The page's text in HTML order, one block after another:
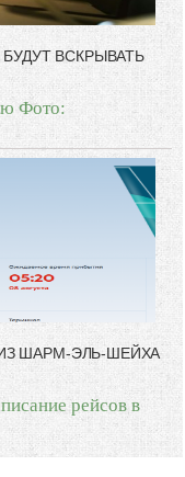
ВСКРЫВАТЬ
Фото:
ИЗ ШАРМ-ЭЛЬ-ШЕЙХА
рейсов в